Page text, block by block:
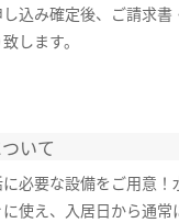
し込み確定後、ご請求書
します。
いて
に必要な設備をご用意！
使え、入居日から通常